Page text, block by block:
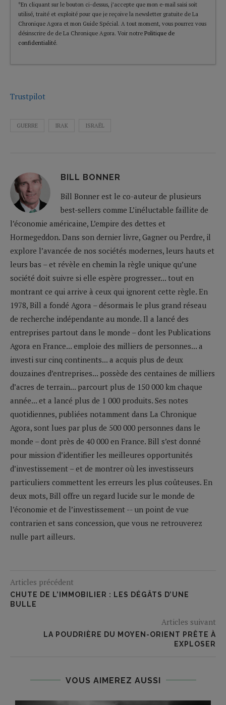
*En cliquant sur le bouton ci-dessus, j’accepte que mon e-mail saisi soit
utilisé, traité et exploité pour que je reçoive la newsletter gratuite de La
Chronique Agora et mon Guide Spécial. A tout moment, vous pourrez vous
désinscrire de de La Chronique Agora. Voir notre Politique de
confidentialité.
Trustpilot
GUERRE IRAK ISRAËL
BILL BONNER
Bill Bonner est le co-auteur de plusieurs
best-sellers comme L’inéluctable faillite de
l’économie américaine, L’empire des dettes et
Hormegeddon. Dans son dernier livre, Gagner ou Perdre, il
explore l’avancée de nos sociétés modernes, leurs hauts et
leurs bas – et révèle en chemin la règle unique qu’une
société doit suivre si elle espère progresser... tout en
montrant ce qui arrive à ceux qui ignorent cette règle. En
1978, Bill a fondé Agora – désormais le plus grand réseau
de recherche indépendante au monde. Il a lancé des
entreprises partout dans le monde – dont les Publications
Agora en France... emploie des milliers de personnes... a
investi sur cinq continents... a acquis plus de deux
douzaines d’entreprises... possède des centaines de milliers
d’acres de terrain... parcourt plus de 150 000 km chaque
année... et a lancé plus de 1 000 produits. Ses notes
quotidiennes, publiées notamment dans La Chronique
Agora, sont lues par plus de 500 000 personnes dans le
monde – dont près de 40 000 en France. Bill s’est donné
pour mission d’identifier les meilleures opportunités
d’investissement – et de montrer où les investisseurs
particuliers commettent les erreurs les plus coûteuses. En
deux mots, Bill offre un regard lucide sur le monde de
l’économie et de l’investissement -- un point de vue
contrarien et sans concession, que vous ne retrouverez
nulle part ailleurs.
Articles précédent
CHUTE DE L’IMMOBILIER : LES DÉGÂTS D’UNE
BULLE
Articles suivant
LA POUDRIÈRE DU MOYEN-ORIENT PRÊTE À
EXPLOSER
VOUS AIMEREZ AUSSI